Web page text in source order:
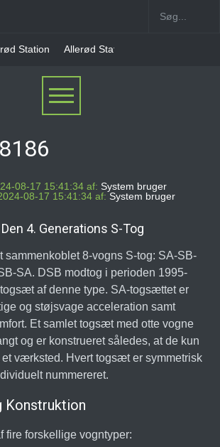
Station Favrholm Station
08-17 15:41:34 af: System bruger
08-17 15:41:34 af: System bruger
4. Generations S-Tog
sammenkoblet 8-vogns S-tog: SA-SB-
SA. DSB modtog i perioden 1995-
af denne type. SA-togsættet er
og støjsvage acceleration samt
Et samlet togsæt med otte vogne
og er konstrueret således, at de kun
værksted. Hvert togsæt er symmetrisk
nummereret.
Konstruktion
fire forskellige vogntyper: